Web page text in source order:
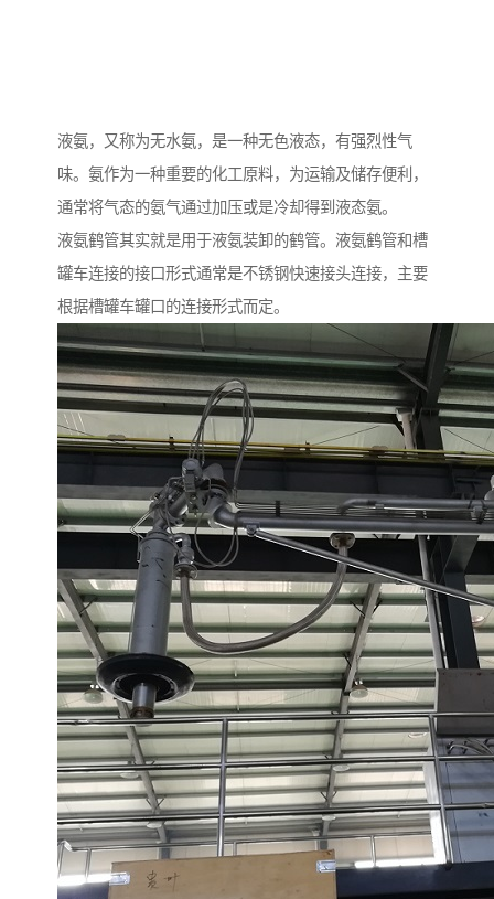
液氨，又称为无水氨，是一种无色液态，有强烈性气
味。氨作为一种重要的化工原料，为运输及储存便利，
通常将气态的氨气通过加压或是冷却得到液态氨。
液氨鹤管其实就是用于液氨装卸的鹤管。液氨鹤管和槽
罐车连接的接口形式通常是不锈钢快速接头连接，主要
根据槽罐车罐口的连接形式而定。